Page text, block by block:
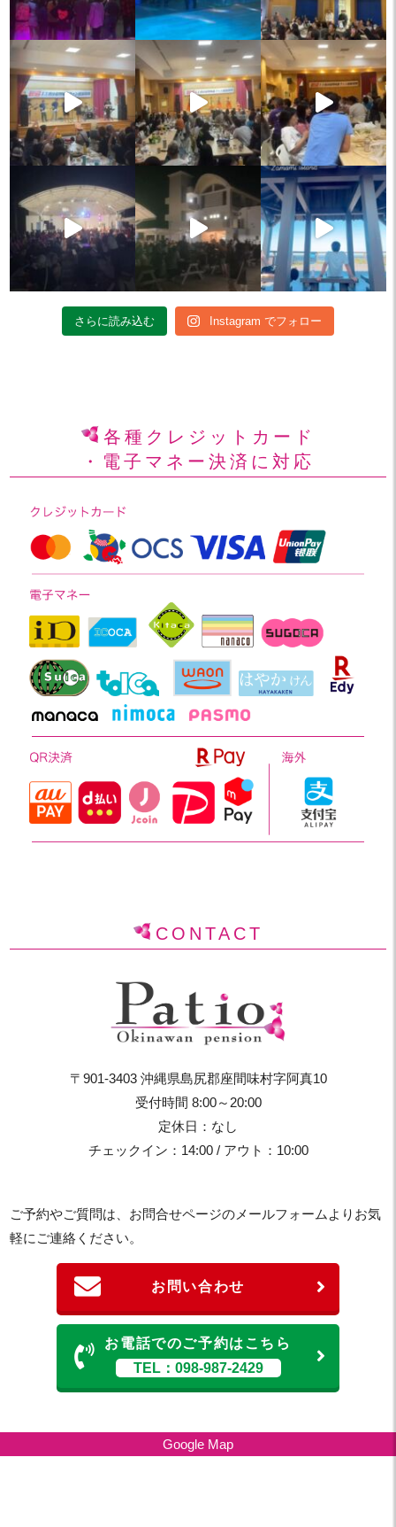
さらに読み込む Instagram でフォロー
各種クレジットカード
・電子マネー決済に対応
CONTACT
〒901-3403 沖縄県島尻郡座間味村字阿真10
受付時間 8:00～20:00
定休日：なし
チェックイン：14:00 / アウト：10:00
ご予約やご質問は、お問合せページのメールフォームよりお気
軽にご連絡ください。
お問い合わせ
お電話でのご予約はこちら
TEL：098-987-2429
Google Map